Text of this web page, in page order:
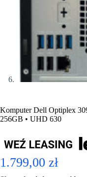
Komputer Dell Optiplex
256GB • UHD 630
1.799,00 zł